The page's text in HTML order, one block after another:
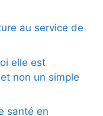
au service de
elle est
non un simple
santé en